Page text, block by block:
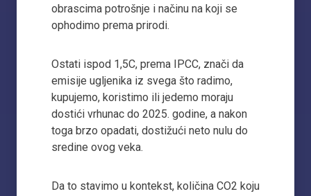
obrascima potrošnje i načinu na koji se
ophodimo prema prirodi.
Ostati ispod 1,5C, prema IPCC, znači da
emisije ugljenika iz svega što radimo,
kupujemo, koristimo ili jedemo moraju
dostići vrhunac do 2025. godine, a nakon
toga brzo opadati, dostižući neto nulu do
sredine ovog veka.
Da to stavimo u kontekst, količina CO2 koju